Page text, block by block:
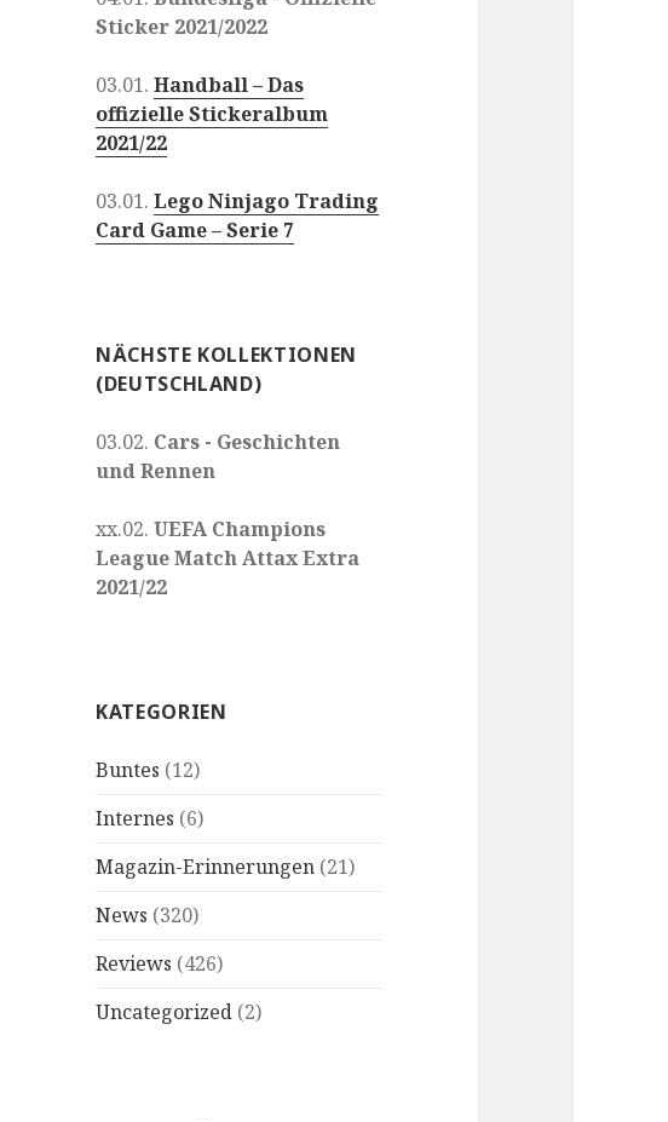
Sticker 2021/2022
03.01.Handball – Das
offizielle Stickeralbum
2021/22
03.01.Lego Ninjago Trading
Card Game – Serie 7
NÄCHSTE KOLLEKTIONEN
(DEUTSCHLAND)
03.02. Cars - Geschichten
und Rennen
xx.02.UEFA Champions
League Match Attax Extra
2021/22
KATEGORIEN
Buntes (12)
Internes (6)
Magazin-Erinnerungen (21)
News (320)
Reviews (426)
Uncategorized (2)